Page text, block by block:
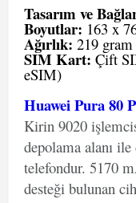
Tasarım ve
Boyutlar: 163 x
Ağırlık: 219 gram
SIM Kart: Çift
eSIM)
Huawei Pura 80
Kirin 9020
depolama alanı
telefondur. 5170
desteği bulunan